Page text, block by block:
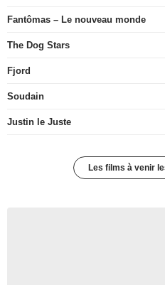
Fantômas – Le nouveau monde
The Dog Stars
Fjord
Soudain
Justin le Juste
Les films à venir